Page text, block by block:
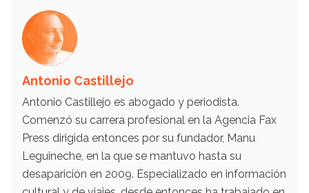
Antonio Castillejo
Antonio Castillejo es abogado y periodista.
Comenzó su carrera profesional en la Agencia Fax
Press dirigida entonces por su fundador, Manu
Leguineche, en la que se mantuvo hasta su
desaparición en 2009. Especializado en información